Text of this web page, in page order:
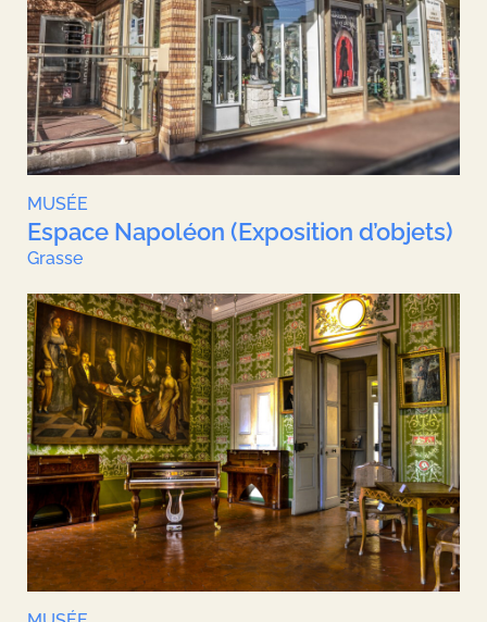
MUSÉE
Espace Napoléon (Exposition d’objets)
Grasse